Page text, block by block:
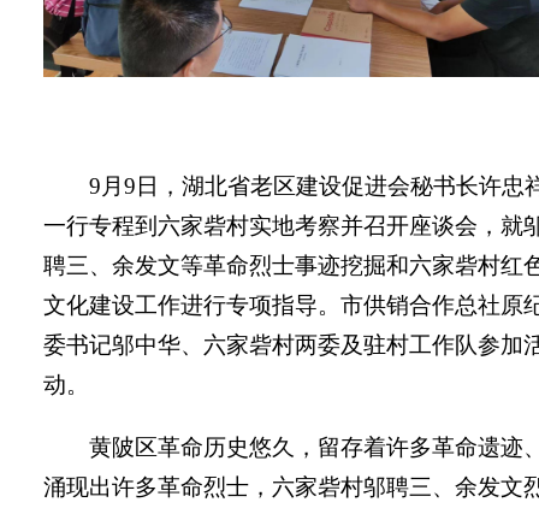
9月9日，湖北省老区建设促进会秘书长许忠
一行专程到六家砦村实地考察并召开座谈会，就
聘三、余发文等革命烈士事迹挖掘和六家砦村红
文化建设工作进行专项指导。市供销合作总社原
委书记邬中华、六家砦村两委及驻村工作队参加
动。
黄陂区革命历史悠久，留存着许多革命遗迹
涌现出许多革命烈士，六家砦村邬聘三、余发文